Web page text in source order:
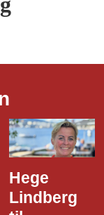
Dette er
den nye